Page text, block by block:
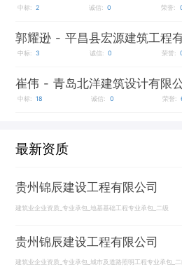
中标: 2 诚信: 0 荣誉:
郭耀逊 - 平昌县宏源建筑工程
中标: 3 诚信: 0 荣誉:
崔伟 - 青岛北洋建筑设计有限
中标: 18 诚信: 0 荣誉:
最新资质
贵州锦辰建设工程有限公司
建筑业企业资质_专业承包_地基基础工程专业承包_二级
贵州锦辰建设工程有限公司
建筑业企业资质_专业承包_城市及道路照明工程专业承包_二